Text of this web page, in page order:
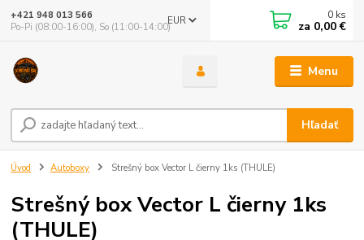
Menu
EUR
Hľadať
+421 948 013 566
Po-Pi (08:00-16:00), So (11:00-14:00)
0 ks
za 0,00 €
Úvod Autoboxy Strešný box Vector L čierny 1ks (THULE)
Strešný box Vector L čierny 1ks
(THULE)